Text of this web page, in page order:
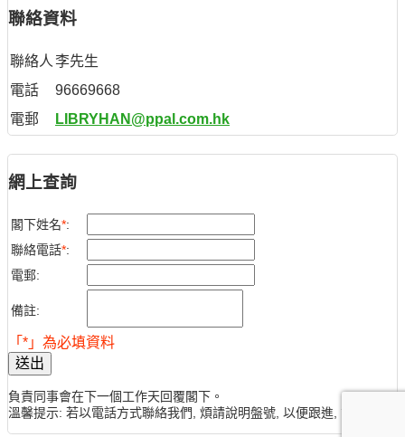
聯絡資料
聯絡人 李先生
電話
96669668
電郵
LIBRYHAN@ppal.com.hk
網上查詢
閣下姓名*:
聯絡電話*:
電郵:
備註:
「*」為必填資料
送出
負責同事會在下一個工作天回覆閣下。
溫馨提示: 若以電話方式聯絡我們, 煩請說明盤號, 以便跟進, 謝謝。